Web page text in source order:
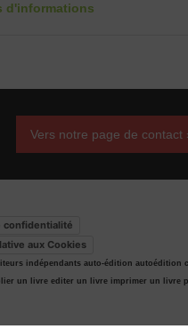
d'informations
Vers notre page de contact
confidentialité
aux Cookies
indépendants auto-édition autoédition
un livre editer un livre imprimer un livre